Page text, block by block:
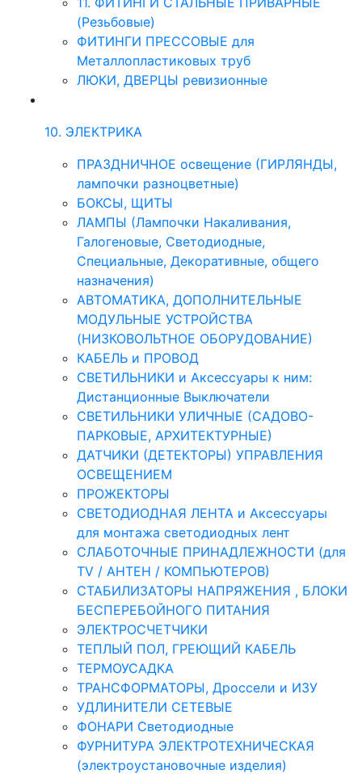
(Резьбовые)
ФИТИНГИ ПРЕССОВЫЕ для
Металлопластиковых труб
ЛЮКИ, ДВЕРЦЫ ревизионные
10. ЭЛЕКТРИКА
ПРАЗДНИЧНОЕ освещение (ГИРЛЯНДЫ,
лампочки разноцветные)
БОКСЫ, ЩИТЫ
ЛАМПЫ (Лампочки Накаливания,
Галогеновые, Светодиодные,
Специальные, Декоративные, общего
назначения)
АВТОМАТИКА, ДОПОЛНИТЕЛЬНЫЕ
МОДУЛЬНЫЕ УСТРОЙСТВА
(НИЗКОВОЛЬТНОЕ ОБОРУДОВАНИЕ)
КАБЕЛЬ и ПРОВОД
СВЕТИЛЬНИКИ и Аксессуары к ним:
Дистанционные Выключатели
СВЕТИЛЬНИКИ УЛИЧНЫЕ (САДОВО-
ПАРКОВЫЕ, АРХИТЕКТУРНЫЕ)
ДАТЧИКИ (ДЕТЕКТОРЫ) УПРАВЛЕНИЯ
ОСВЕЩЕНИЕМ
ПРОЖЕКТОРЫ
СВЕТОДИОДНАЯ ЛЕНТА и Аксессуары
для монтажа светодиодных лент
СЛАБОТОЧНЫЕ ПРИНАДЛЕЖНОСТИ (для
TV / АНТЕН / КОМПЬЮТЕРОВ)
СТАБИЛИЗАТОРЫ НАПРЯЖЕНИЯ , БЛОКИ
БЕСПЕРЕБОЙНОГО ПИТАНИЯ
ЭЛЕКТРОСЧЕТЧИКИ
ТЕПЛЫЙ ПОЛ, ГРЕЮЩИЙ КАБЕЛЬ
ТЕРМОУСАДКА
ТРАНСФОРМАТОРЫ, Дроссели и ИЗУ
УДЛИНИТЕЛИ СЕТЕВЫЕ
ФОНАРИ Светодиодные
ФУРНИТУРА ЭЛЕКТРОТЕХНИЧЕСКАЯ
(электроустановочные изделия)